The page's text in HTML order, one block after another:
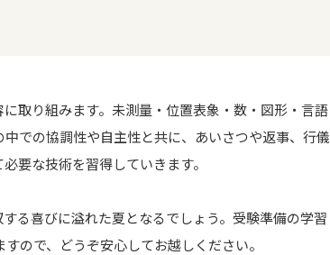
取り組みます。未測量・位置表象・数・図形・言語
での協調性や自主性と共に、あいさつや返事、行儀
要な技術を習得していきます。
る喜びに溢れた夏となるでしょう。受験準備の学習
ので、どうぞ安心してお越しください。